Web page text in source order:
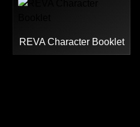
REVA Character Booklet